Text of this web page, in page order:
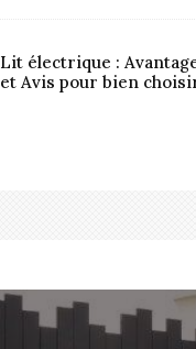
Lit électrique :
et Avis pour bien